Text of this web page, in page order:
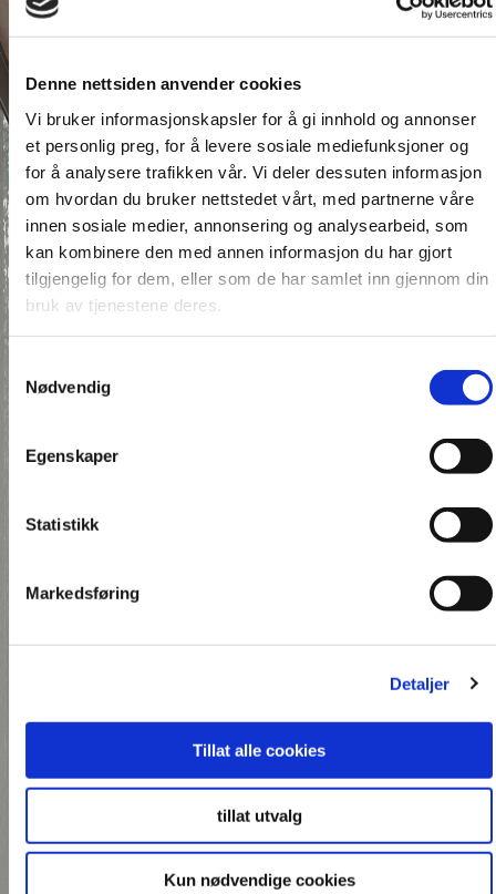
Denne nettsiden anvender cookies
Vi bruker informasjonskapsler for å gi innhold og annonser
et personlig preg, for å levere sosiale mediefunksjoner og
for å analysere trafikken vår. Vi deler dessuten informasjon
om hvordan du bruker nettstedet vårt, med partnerne våre
innen sosiale medier, annonsering og analysearbeid, som
kan kombinere den med annen informasjon du har gjort
tilgjengelig for dem, eller som de har samlet inn gjennom din
bruk av tjenestene deres.
Nødvendig
Egenskaper
Statistikk
Markedsføring
Detaljer
Tillat alle cookies
tillat utvalg
Kun nødvendige cookies